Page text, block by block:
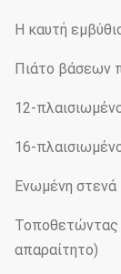
Η καυτή
Πιάτο βάσεων
12-
16-
Ενωμένη
Τοποθετώντας
απαραίτητο)